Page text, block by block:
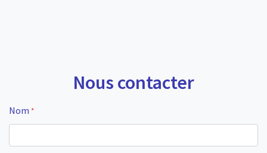
Nous contacter
Nom *